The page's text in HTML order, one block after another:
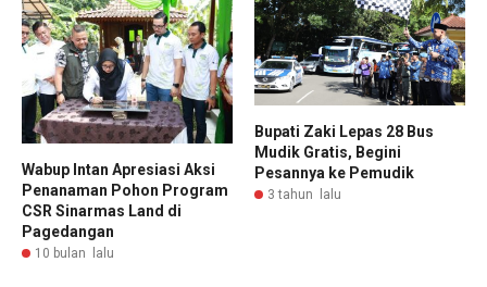
Wabup Intan Apresiasi Aksi
Penanaman Pohon Program
CSR Sinarmas Land di
Pagedangan
10 bulan lalu
Bupati Zaki Lepas 28 Bus
Mudik Gratis, Begini
Pesannya ke Pemudik
3 tahun lalu